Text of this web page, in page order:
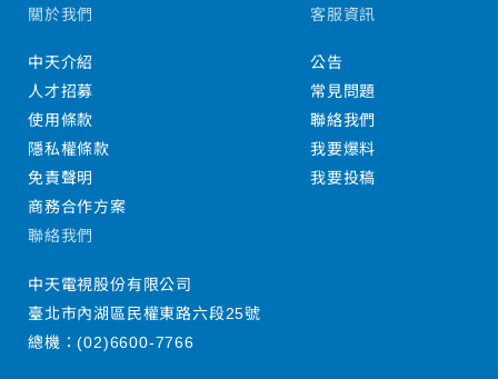
關於我們
中天介紹
人才招募
使用條款
隱私權條款
免責聲明
商務合作方案
客服資訊
公告
常見問題
聯絡我們
我要爆料
我要投稿
聯絡我們
中天電視股份有限公司
臺北市內湖區民權東路六段25號
總機：(02)6600-7766